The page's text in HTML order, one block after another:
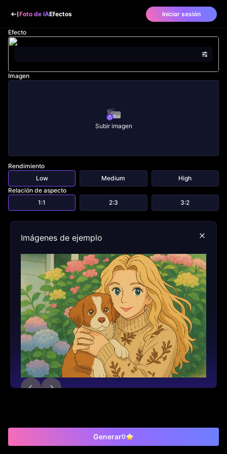
Foto de IAEfectos Iniciar sesión
Efecto
Imagen
Subir imagen
Rendimiento
Low
Medium
High
Relación de aspecto
1:1
2:3 3:2
Generar0
Imágenes de ejemplo